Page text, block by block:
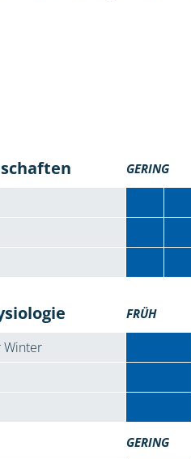
GERING
FRÜH
Winter
GERING